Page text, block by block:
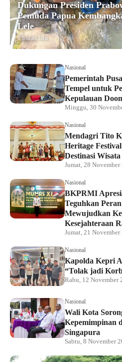
Dukungan Presiden
Pemuda Papua
Lele
8 bulan lalu
Nasional
Pemerintah
Tempel untuk
Kepulauan
Minggu, 30
Nasional
Mendagri Tito
Heritage
Destinasi
Jumat, 28 November
Nasional
BKPRMI
Teguhkan
Mewujudkan
Kesejahteraan
Jumat, 21 November
Nasional
Kapolda Kepri
“Tolak jadi
Rabu, 12 November
Nasional
Wali Kota
Kepemimpinan
Singapura
Sabtu, 8 November